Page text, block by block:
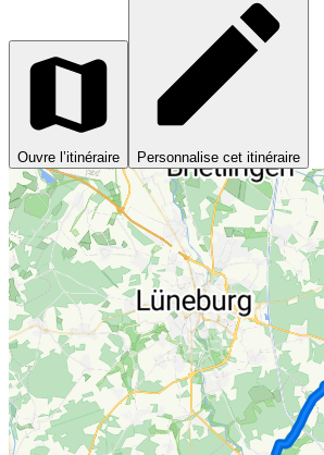
Ouvre l’itinéraire Personnalise cet itinéraire